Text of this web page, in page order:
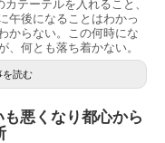
テーテルを入れること、
午後になることはわかっ
からない。この何時にな
、何とも落ち着かない。
を読む
悪くなり都心から